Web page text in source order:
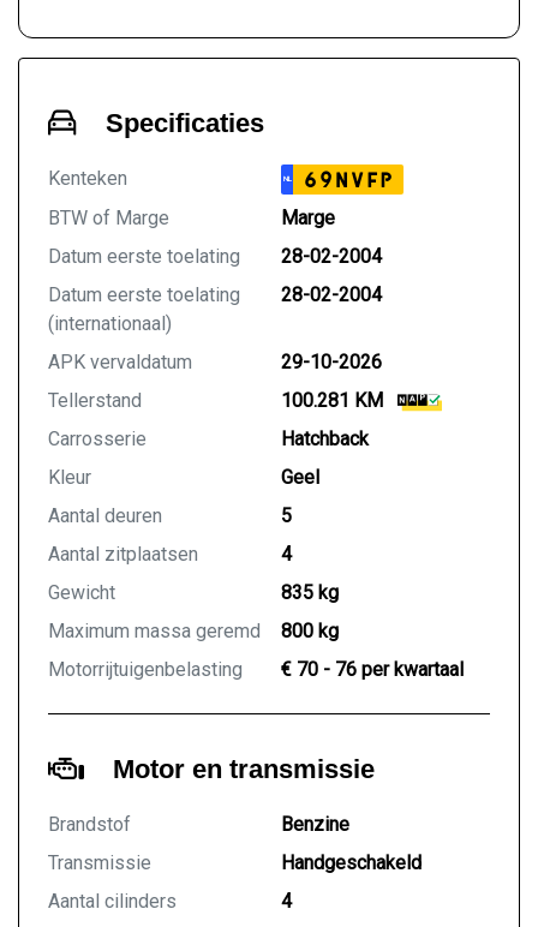
Specificaties
Kenteken NL 69NVFP
BTW of Marge
Marge
Datum eerste toelating
28-02-2004
Datum eerste toelating
(internationaal)
28-02-2004
APK vervaldatum
29-10-2026
Tellerstand
100.281 KM
Carrosserie
Hatchback
Kleur
Geel
Aantal deuren
5
Aantal zitplaatsen
4
Gewicht
835 kg
Maximum massa geremd
800 kg
Motorrijtuigenbelasting
€ 70 - 76 per kwartaal
Motor en transmissie
Brandstof
Benzine
Transmissie
Handgeschakeld
Aantal cilinders
4